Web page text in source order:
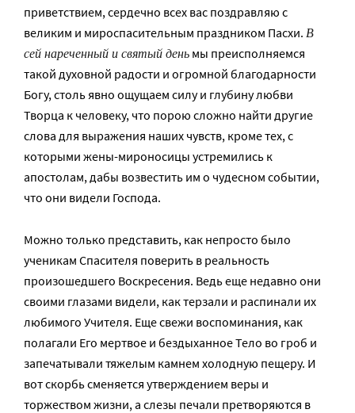
приветствием, сердечно всех вас поздравляю с
великим и мироспасительным праздником Пасхи. В
сей нареченный и святый день мы преисполняемся
такой духовной радости и огромной благодарности
Богу, столь явно ощущаем силу и глубину любви
Творца к человеку, что порою сложно найти другие
слова для выражения наших чувств, кроме тех, с
которыми жены-мироносицы устремились к
апостолам, дабы возвестить им о чудесном событии,
что они видели Господа.
Можно только представить, как непросто было
ученикам Спасителя поверить в реальность
произошедшего Воскресения. Ведь еще недавно они
своими глазами видели, как терзали и распинали их
любимого Учителя. Еще свежи воспоминания, как
полагали Его мертвое и бездыханное Тело во гроб и
запечатывали тяжелым камнем холодную пещеру. И
вот скорбь сменяется утверждением веры и
торжеством жизни, а слезы печали претворяются в